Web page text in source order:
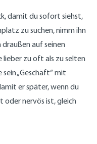
damit du sofort siehst,
zu suchen, nimm ihn
draußen auf seinen
zu oft als zu selten
„Geschäft“ mit
er später, wenn du
oder nervös ist, gleich